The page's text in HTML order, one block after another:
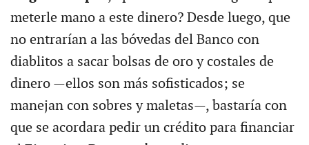
meterle mano a este dinero? Desde luego, que
no entrarían a las bóvedas del Banco con
diablitos a sacar bolsas de oro y costales de
dinero —ellos son más sofisticados; se
manejan con sobres y maletas—, bastaría con
que se acordara pedir un crédito para financiar